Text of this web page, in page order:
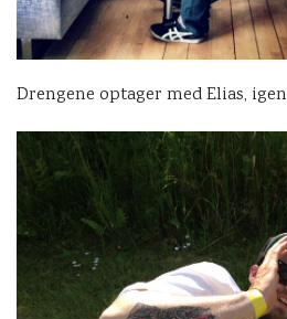
Drengene optager med Elias, igen